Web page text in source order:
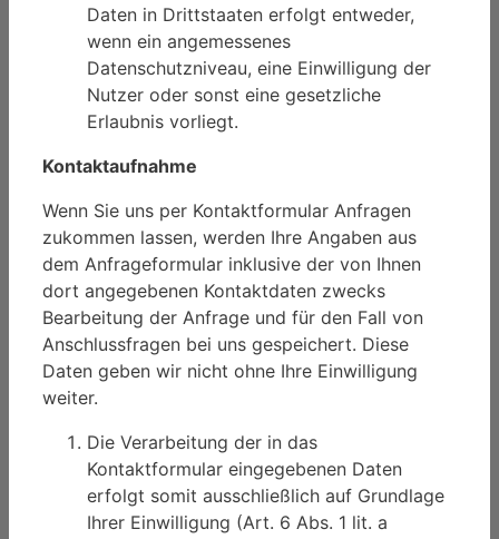
Daten in Drittstaaten erfolgt entweder,
wenn ein angemessenes
Datenschutzniveau, eine Einwilligung der
Nutzer oder sonst eine gesetzliche
Erlaubnis vorliegt.
Kontaktaufnahme
Wenn Sie uns per Kontaktformular Anfragen
zukommen lassen, werden Ihre Angaben aus
dem Anfrageformular inklusive der von Ihnen
dort angegebenen Kontaktdaten zwecks
Bearbeitung der Anfrage und für den Fall von
Anschlussfragen bei uns gespeichert. Diese
Daten geben wir nicht ohne Ihre Einwilligung
weiter.
Die Verarbeitung der in das
Kontaktformular eingegebenen Daten
erfolgt somit ausschließlich auf Grundlage
Ihrer Einwilligung (Art. 6 Abs. 1 lit. a